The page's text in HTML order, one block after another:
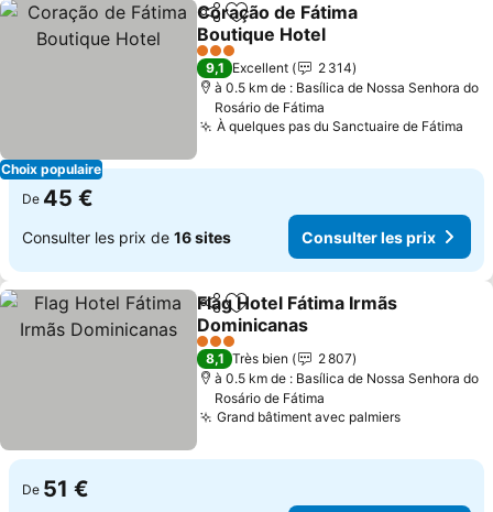
Choix populaire
PartagerAjouter à mes favoris
Coração de Fátima
Boutique Hotel
Consulter les prix
3 Étoiles
9,1 Excellent
2 314
à 0.5 km de : Basílica de Nossa Senhora do
Rosário de Fátima
À quelques pas du Sanctuaire de Fátima
De 45 €
Consulter les prix de 16 sites Consulter les prix
PartagerAjouter à mes favoris
Flag Hotel Fátima Irmãs
Dominicanas
Consulter les prix
3 Étoiles
8,1 Très bien
2 807
à 0.5 km de : Basílica de Nossa Senhora do
Rosário de Fátima
Grand bâtiment avec palmiersConsulter
De 51 €